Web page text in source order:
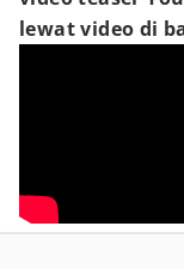
lewat video di